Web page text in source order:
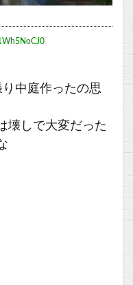
中庭作ったの思
壊しで大変だった